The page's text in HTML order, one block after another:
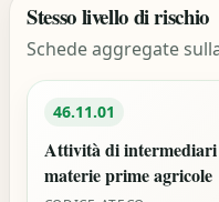
Stesso livello di rischio
Schede aggregate
46.11.01
Attività di intermediari
materie prime agricole